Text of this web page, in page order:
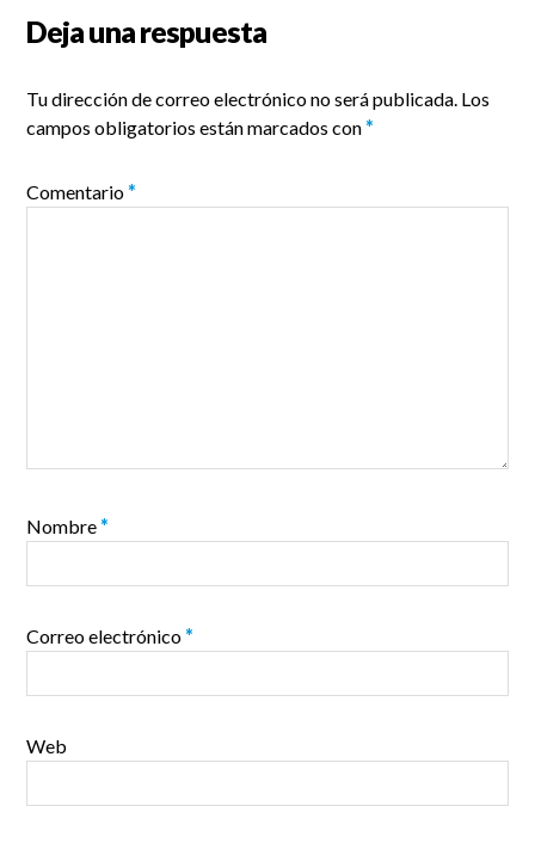
Deja una respuesta
Tu dirección de correo electrónico no será publicada. Los
campos obligatorios están marcados con*
Comentario*
Nombre*
Correo electrónico*
Web